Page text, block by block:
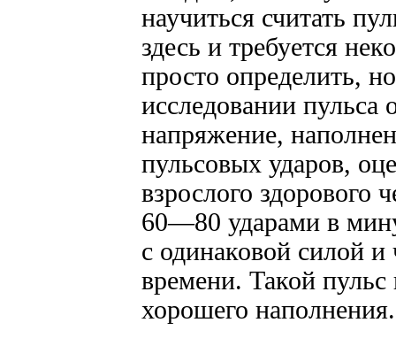
научиться считать
здесь и требуется
просто определить,
исследовании пульса
напряжение,
пульсовых ударов,
взрослого здорового
60—80 ударами в
с одинаковой силой и
времени. Такой
хорошего наполнения.